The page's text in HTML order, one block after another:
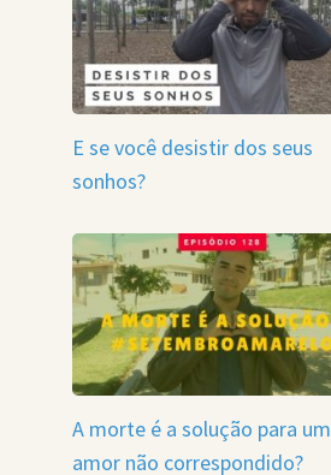
E se você desistir dos seus
sonhos?
A morte é a solução para um
amor não correspondido?